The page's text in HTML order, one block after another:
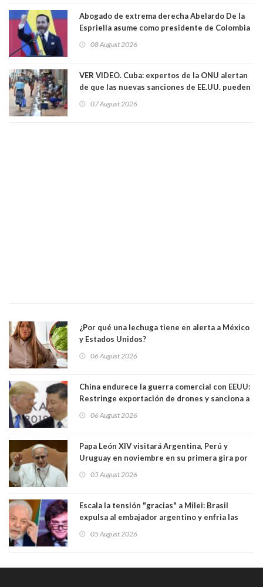
Abogado de extrema derecha Abelardo De la
Espriella asume como presidente de Colombia
08 August 2026
VER VIDEO. Cuba: expertos de la ONU alertan
de que las nuevas sanciones de EE.UU. pueden
07 August 2026
¿Por qué una lechuga tiene en alerta a México
y Estados Unidos?
06 August 2026
China endurece la guerra comercial con EEUU:
Restringe exportación de drones y sanciona a
06 August 2026
Papa León XIV visitará Argentina, Perú y
Uruguay en noviembre en su primera gira por
05 August 2026
Escala la tensión "gracias" a Milei: Brasil
expulsa al embajador argentino y enfria las
trasandino
05 August 2026